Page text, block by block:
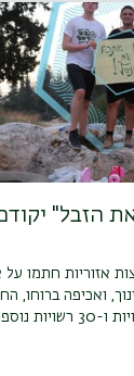
הזבל"
אזוריות חתמו
ואכיפה ברוחו,
הסברה חינוך ואכיפה